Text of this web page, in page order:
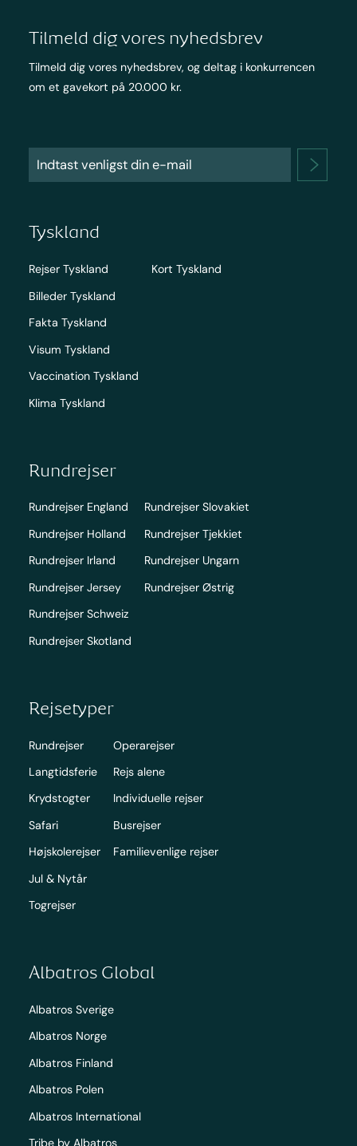
Tilmeld dig vores nyhedsbrev
Tilmeld dig vores nyhedsbrev, og deltag i konkurrencen
om et gavekort på 20.000 kr.
Tyskland
Rejser Tyskland
Billeder Tyskland
Fakta Tyskland
Visum Tyskland
Vaccination Tyskland
Klima Tyskland
Kort Tyskland
Rundrejser
Rundrejser England
Rundrejser Holland
Rundrejser Irland
Rundrejser Jersey
Rundrejser Schweiz
Rundrejser Skotland
Rundrejser Slovakiet
Rundrejser Tjekkiet
Rundrejser Ungarn
Rundrejser Østrig
Rejsetyper
Rundrejser
Langtidsferie
Krydstogter
Safari
Højskolerejser
Jul & Nytår
Togrejser
Operarejser
Rejs alene
Individuelle rejser
Busrejser
Familievenlige rejser
Albatros Global
Albatros Sverige
Albatros Norge
Albatros Finland
Albatros Polen
Albatros International
Tribe by Albatros